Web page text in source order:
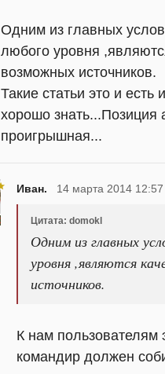
Одним из главных
любого уровня
возможных источников.
Такие статьи это и
хорошо
проигрышная...
Иван. 14 марта 2014 12:57
Цитата: domokl
Одним из главных
уровня ,являются
источников.
К нам пользователям
командир должен